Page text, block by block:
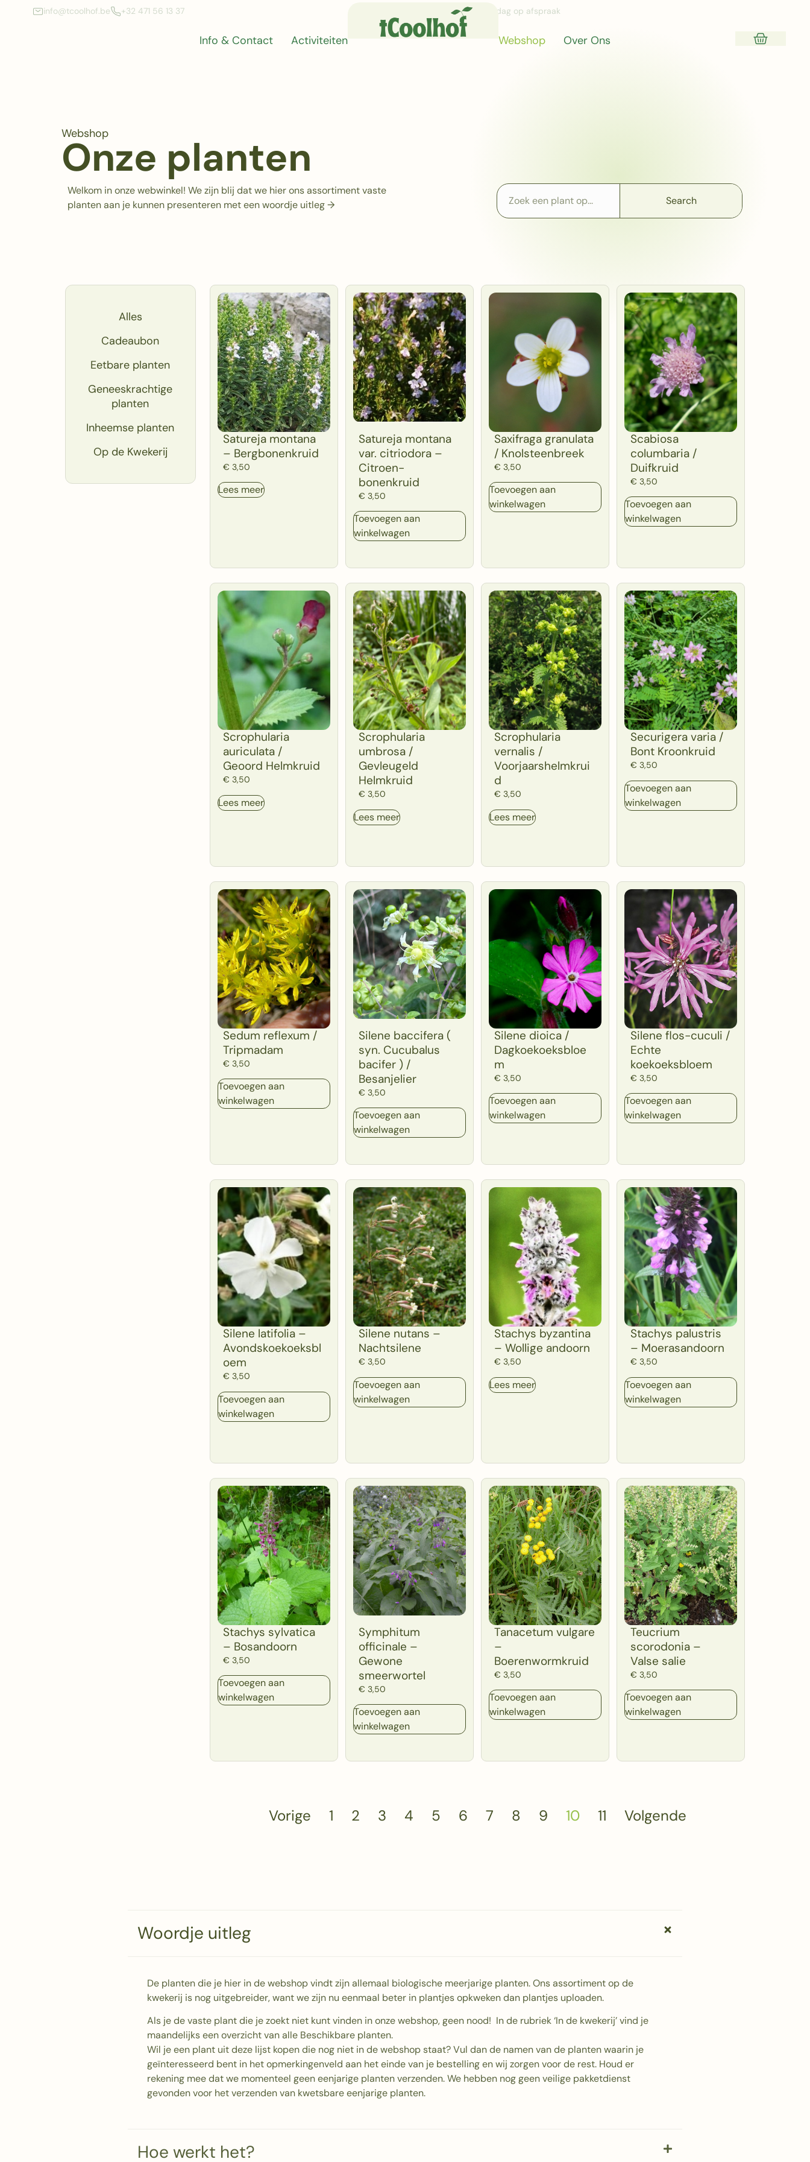
info@tcoolhof.be +32 471 56 13 37 Van maandag tot vrijdag op afspraak
Info & Contact Activiteiten Webshop Over Ons
Webshop
Onze planten
Welkom in onze webwinkel! We zijn blij dat we hier ons assortiment vaste
planten aan je kunnen presenteren met een woordje uitleg → Search
Alles
Cadeaubon
Eetbare planten
Geneeskrachtige
planten
Inheemse planten
Op de Kwekerij
Satureja montana
– Bergbonenkruid
€ 3,50
Lees meer
Satureja montana
var. citriodora –
Citroen-
bonenkruid
€ 3,50
Toevoegen aan
winkelwagen
Saxifraga granulata
/ Knolsteenbreek
€ 3,50
Toevoegen aan
winkelwagen
Scabiosa
columbaria /
Duifkruid
€ 3,50
Toevoegen aan
winkelwagen
Scrophularia
auriculata /
Geoord Helmkruid
€ 3,50
Lees meer
Scrophularia
umbrosa /
Gevleugeld
Helmkruid
€ 3,50
Lees meer
Scrophularia
vernalis /
Voorjaarshelmkrui
d
€ 3,50
Lees meer
Securigera varia /
Bont Kroonkruid
€ 3,50
Toevoegen aan
winkelwagen
Sedum reflexum /
Tripmadam
€ 3,50
Toevoegen aan
winkelwagen
Silene baccifera (
syn. Cucubalus
bacifer ) /
Besanjelier
€ 3,50
Toevoegen aan
winkelwagen
Silene dioica /
Dagkoekoeksbloe
m
€ 3,50
Toevoegen aan
winkelwagen
Silene flos-cuculi /
Echte
koekoeksbloem
€ 3,50
Toevoegen aan
winkelwagen
Silene latifolia –
Avondskoekoeksbl
oem
€ 3,50
Toevoegen aan
winkelwagen
Silene nutans –
Nachtsilene
€ 3,50
Toevoegen aan
winkelwagen
Stachys byzantina
– Wollige andoorn
€ 3,50
Lees meer
Stachys palustris
– Moerasandoorn
€ 3,50
Toevoegen aan
winkelwagen
Stachys sylvatica
– Bosandoorn
€ 3,50
Toevoegen aan
winkelwagen
Symphitum
officinale –
Gewone
smeerwortel
€ 3,50
Toevoegen aan
winkelwagen
Tanacetum vulgare
–
Boerenwormkruid
€ 3,50
Toevoegen aan
winkelwagen
Teucrium
scorodonia –
Valse salie
€ 3,50
Toevoegen aan
winkelwagen
Vorige 1 2 3 4 5 6 7 8 9 10 11 Volgende
Woordje uitleg
De planten die je hier in de webshop vindt zijn allemaal biologische meerjarige planten. Ons assortiment op de
kwekerij is nog uitgebreider, want we zijn nu eenmaal beter in plantjes opkweken dan plantjes uploaden.
Als je de vaste plant die je zoekt niet kunt vinden in onze webshop, geen nood! In de rubriek ‘In de kwekerij’ vind je
maandelijks een overzicht van alle Beschikbare planten.
Wil je een plant uit deze lijst kopen die nog niet in de webshop staat? Vul dan de namen van de planten waarin je
geïnteresseerd bent in het opmerkingenveld aan het einde van je bestelling en wij zorgen voor de rest. Houd er
rekening mee dat we momenteel geen eenjarige planten verzenden. We hebben nog geen veilige pakketdienst
gevonden voor het verzenden van kwetsbare eenjarige planten.
Hoe werkt het?